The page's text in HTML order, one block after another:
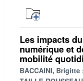
Les impacts
numérique et
mobilité
BACCAINI, Brigitte